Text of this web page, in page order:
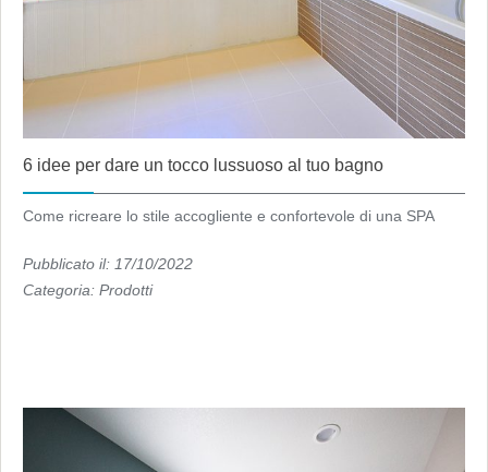
6 idee per dare un tocco lussuoso al tuo bagno
Come ricreare lo stile accogliente e confortevole di una SPA
Pubblicato il: 17/10/2022
Categoria: Prodotti